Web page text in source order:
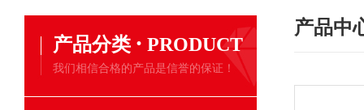
产品分类 · PRODUCT
我们相信合格的产品是信誉的保证！
产品中